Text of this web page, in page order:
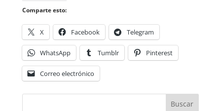
Comparte esto:
X Facebook Telegram
WhatsApp Tumblr Pinterest
Correo electrónico